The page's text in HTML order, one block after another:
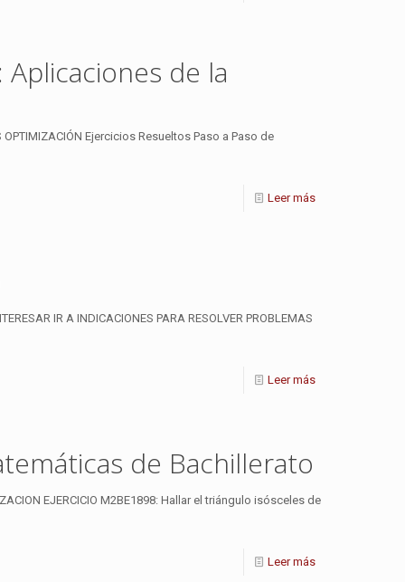
de la
Ejercicios Resueltos Paso a Paso de
Leer más
IR A INDICACIONES PARA RESOLVER PROBLEMAS
Leer más
de Bachillerato
EJERCICIO M2BE1898: Hallar el triángulo isósceles de
Leer más